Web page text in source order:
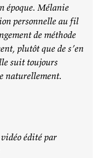
époque. Mélanie
personnelle au fil
de méthode
plutôt que de s’en
suit toujours
naturellement.
édité par